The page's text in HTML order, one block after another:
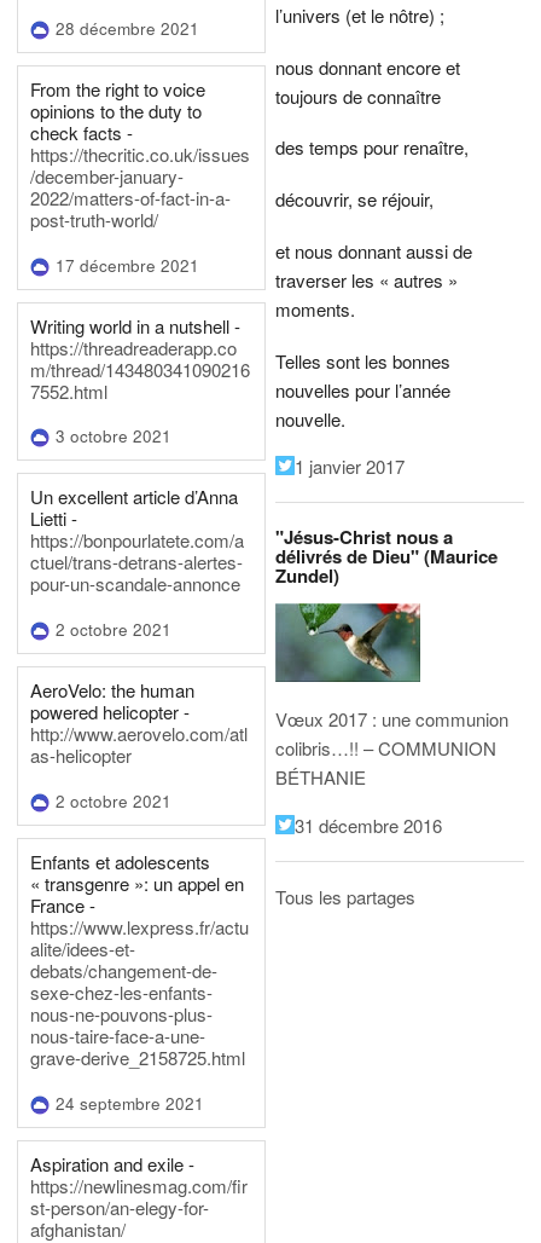
28 décembre 2021
From the right to voice
opinions to the duty to
check facts -
https://thecritic.co.uk/issues
/december-january-
2022/matters-of-fact-in-a-
post-truth-world/
17 décembre 2021
Writing world in a nutshell -
https://threadreaderapp.co
m/thread/143480341090216
7552.html
3 octobre 2021
Un excellent article d’Anna
Lietti -
https://bonpourlatete.com/a
ctuel/trans-detrans-alertes-
pour-un-scandale-annonce
2 octobre 2021
AeroVelo: the human
powered helicopter -
http://www.aerovelo.com/atl
as-helicopter
2 octobre 2021
Enfants et adolescents
« transgenre »: un appel en
France -
https://www.lexpress.fr/actu
alite/idees-et-
debats/changement-de-
sexe-chez-les-enfants-
nous-ne-pouvons-plus-
nous-taire-face-a-une-
grave-derive_2158725.html
24 septembre 2021
Aspiration and exile -
https://newlinesmag.com/fir
st-person/an-elegy-for-
afghanistan/
l’univers (et le nôtre) ;
nous donnant encore et
toujours de connaître
des temps pour renaître,
découvrir, se réjouir,
et nous donnant aussi de
traverser les « autres »
moments.
Telles sont les bonnes
nouvelles pour l’année
nouvelle.
1 janvier 2017
"Jésus-Christ nous a
délivrés de Dieu" (Maurice
Zundel)
Vœux 2017 : une communion
colibris…!! – COMMUNION
BÉTHANIE
31 décembre 2016
Tous les partages